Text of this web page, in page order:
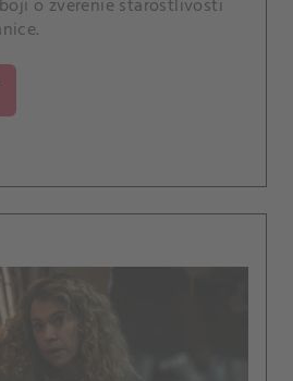
o zverenie starostlivosti